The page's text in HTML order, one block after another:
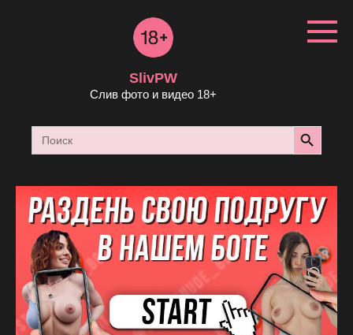
SlivPW
Слив фото и видео 18+
Search
for:
Search Button